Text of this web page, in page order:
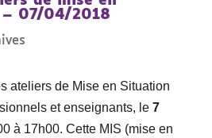
– 07/04/2018
ateliers de Mise en Situation
et enseignants, le 7
à 17h00. Cette MIS (mise en